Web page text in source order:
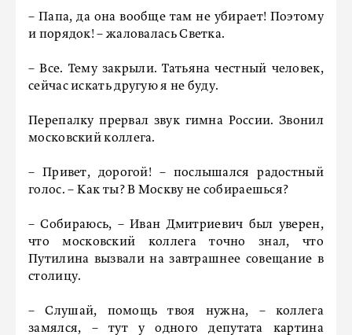
– Папа, да она вообще там не убирает! Поэтому
и порядок! – жаловалась Светка.
– Все. Тему закрыли. Татьяна честный человек,
сейчас искать другую я не буду.
Перепалку прервал звук гимна России. Звонил
московский коллега.
– Привет, дорогой! – послышался радостный
голос. – Как ты? В Москву не собираешься?
– Собираюсь, – Иван Дмитриевич был уверен,
что московский коллега точно знал, что
Путилина вызвали на завтрашнее совещание в
столицу.
– Слушай, помощь твоя нужна, – коллега
замялся, – тут у одного депутата картина